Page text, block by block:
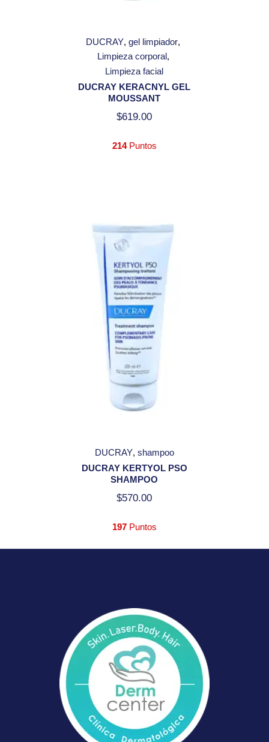
DUCRAY gel limpiador
Limpieza corporal
Limpieza facial
DUCRAY KERACNYL GEL
MOUSSANT
$619.00
214Puntos
DUCRAY shampoo
DUCRAY KERTYOL PSO
SHAMPOO
$570.00
197Puntos